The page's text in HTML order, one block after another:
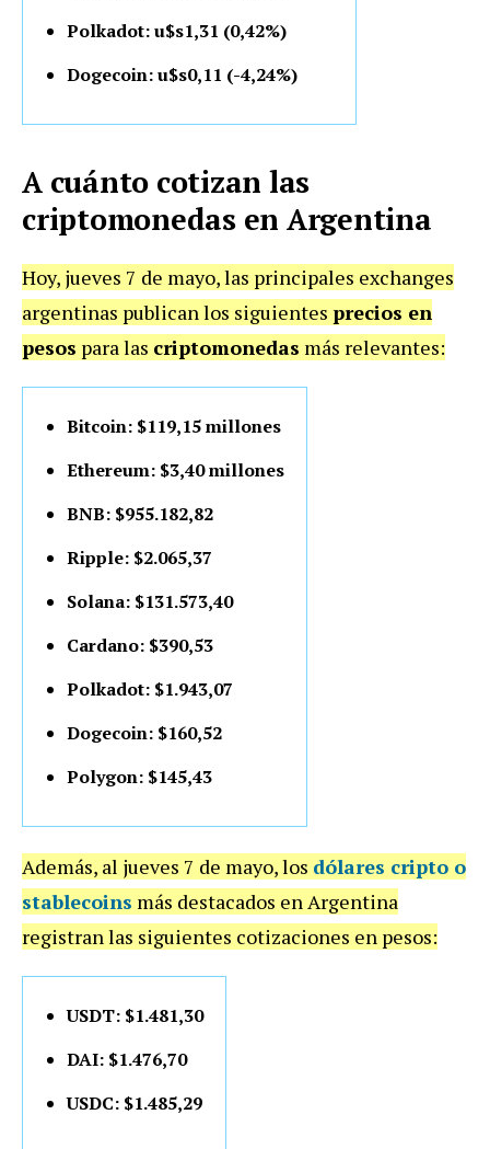
Polkadot: u$s1,31 (0,42%)
Dogecoin: u$s0,11 (-4,24%)
A cuánto cotizan las
criptomonedas en Argentina
Hoy, jueves 7 de mayo, las principales exchanges
argentinas publican los siguientes precios en
pesos para las criptomonedas más relevantes:
Bitcoin: $119,15 millones
Ethereum: $3,40 millones
BNB: $955.182,82
Ripple: $2.065,37
Solana: $131.573,40
Cardano: $390,53
Polkadot: $1.943,07
Dogecoin: $160,52
Polygon: $145,43
Además, al jueves 7 de mayo, los dólares cripto o
stablecoins más destacados en Argentina
registran las siguientes cotizaciones en pesos:
USDT: $1.481,30
DAI: $1.476,70
USDC: $1.485,29